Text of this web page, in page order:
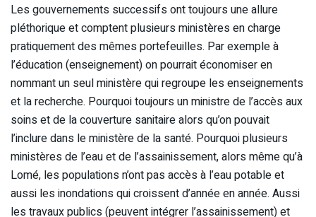
Les gouvernements successifs ont toujours une allure
pléthorique et comptent plusieurs ministères en charge
pratiquement des mêmes portefeuilles. Par exemple à
l’éducation (enseignement) on pourrait économiser en
nommant un seul ministère qui regroupe les enseignements
et la recherche. Pourquoi toujours un ministre de l’accès aux
soins et de la couverture sanitaire alors qu’on pouvait
l’inclure dans le ministère de la santé. Pourquoi plusieurs
ministères de l’eau et de l’assainissement, alors même qu’à
Lomé, les populations n’ont pas accès à l’eau potable et
aussi les inondations qui croissent d’année en année. Aussi
les travaux publics (peuvent intégrer l’assainissement) et